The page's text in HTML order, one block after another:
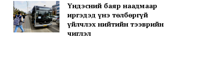
Үндэсний баяр наадмаар
иргэдэд үнэ төлбөргүй
үйлчлэх нийтийн тээврийн
чиглэл